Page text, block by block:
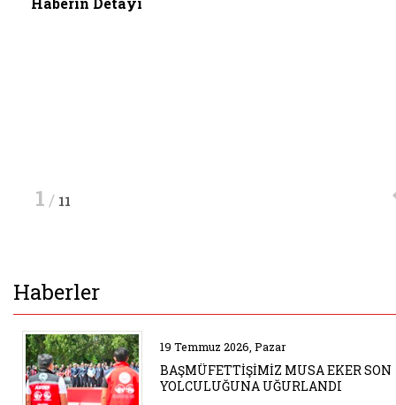
1 / 11
Haberin Detayı
Haberler
Belgeyi aç: anma
19 Temmuz 2026, Pazar
BAŞMÜFETTİŞİMİZ MUSA EKER SON
YOLCULUĞUNA UĞURLANDI